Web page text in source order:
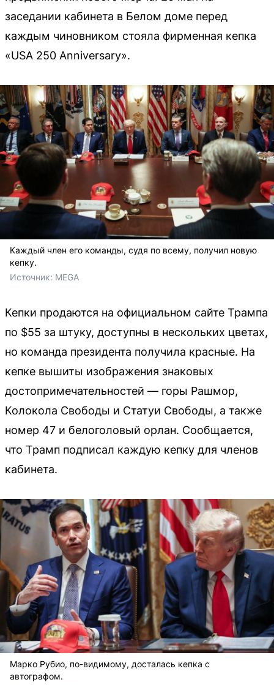
заседании кабинета в Белом доме перед
каждым чиновником стояла фирменная кепка
«USA 250 Anniversary».
Каждый член его команды, судя по всему, получил новую
кепку.
Источник: MEGA
Кепки продаются на официальном сайте Трампа
по $55 за штуку, доступны в нескольких цветах,
но команда президента получила красные. На
кепке вышиты изображения знаковых
достопримечательностей — горы Рашмор,
Колокола Свободы и Статуи Свободы, а также
номер 47 и белоголовый орлан. Сообщается,
что Трамп подписал каждую кепку для членов
кабинета.
Марко Рубио, по-видимому, досталась кепка с
автографом.